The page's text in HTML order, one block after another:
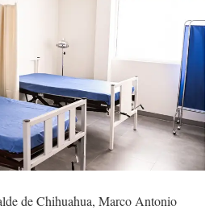
de Chihuahua, Marco Antonio